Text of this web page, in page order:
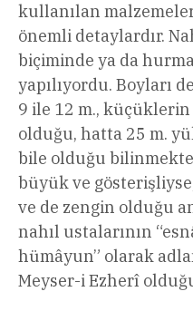
kullanılan
önemli detaylardır.
biçiminde ya da
yapılıyordu. Boyları
9 ile 12 m., küçüklerin
olduğu, hatta 25 m.
bile olduğu
büyük ve
ve de zengin olduğu
nahıl ustalarının
hümâyun” olarak
Meyser-i Ezherî